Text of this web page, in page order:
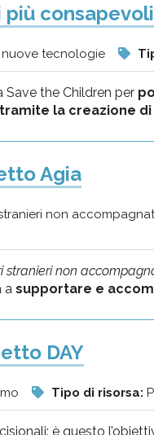
più consapevoli
nuove tecnologie
the Children per
la creazione
Agia
non
stranieri non
a supportare e
DAY
Tipo di risorsa:
è questo